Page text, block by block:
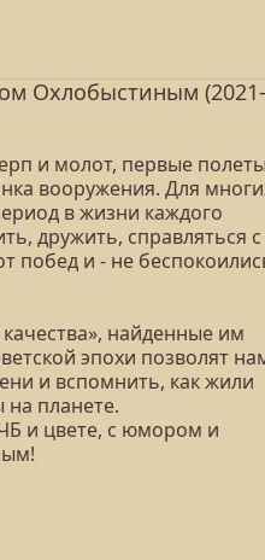
Охлобыстиным (2021-
и молот, первые
вооружения. Для
в жизни каждого
дружить, справляться с
побед и - не
найденные им
эпохи позволят
и вспомнить, как жили
планете.
и цвете, с юмором и